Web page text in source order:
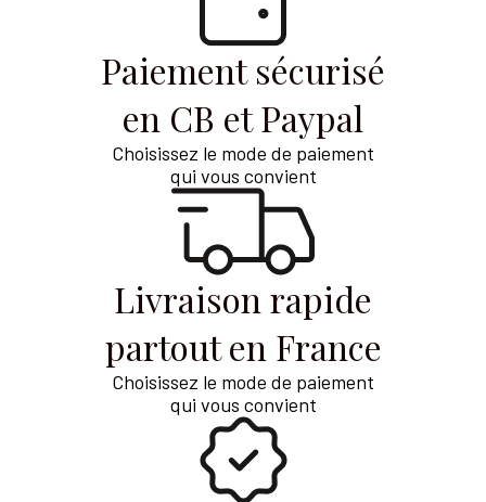
Paiement sécurisé
en CB et Paypal
Choisissez le mode de paiement
qui vous convient
Livraison rapide
partout en France
Choisissez le mode de paiement
qui vous convient